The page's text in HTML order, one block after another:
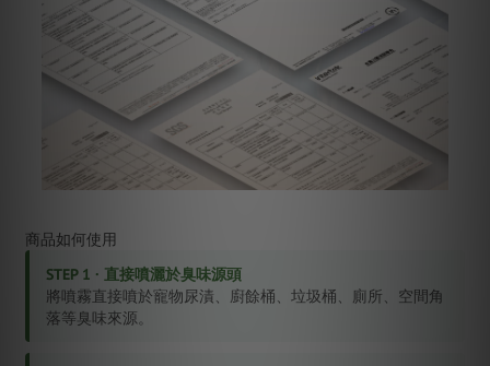
商品如何使用
STEP 1 · 直接噴灑於臭味源頭
將噴霧直接噴於寵物尿漬、廚餘桶、垃圾桶、廁所、空間角
落等臭味來源。